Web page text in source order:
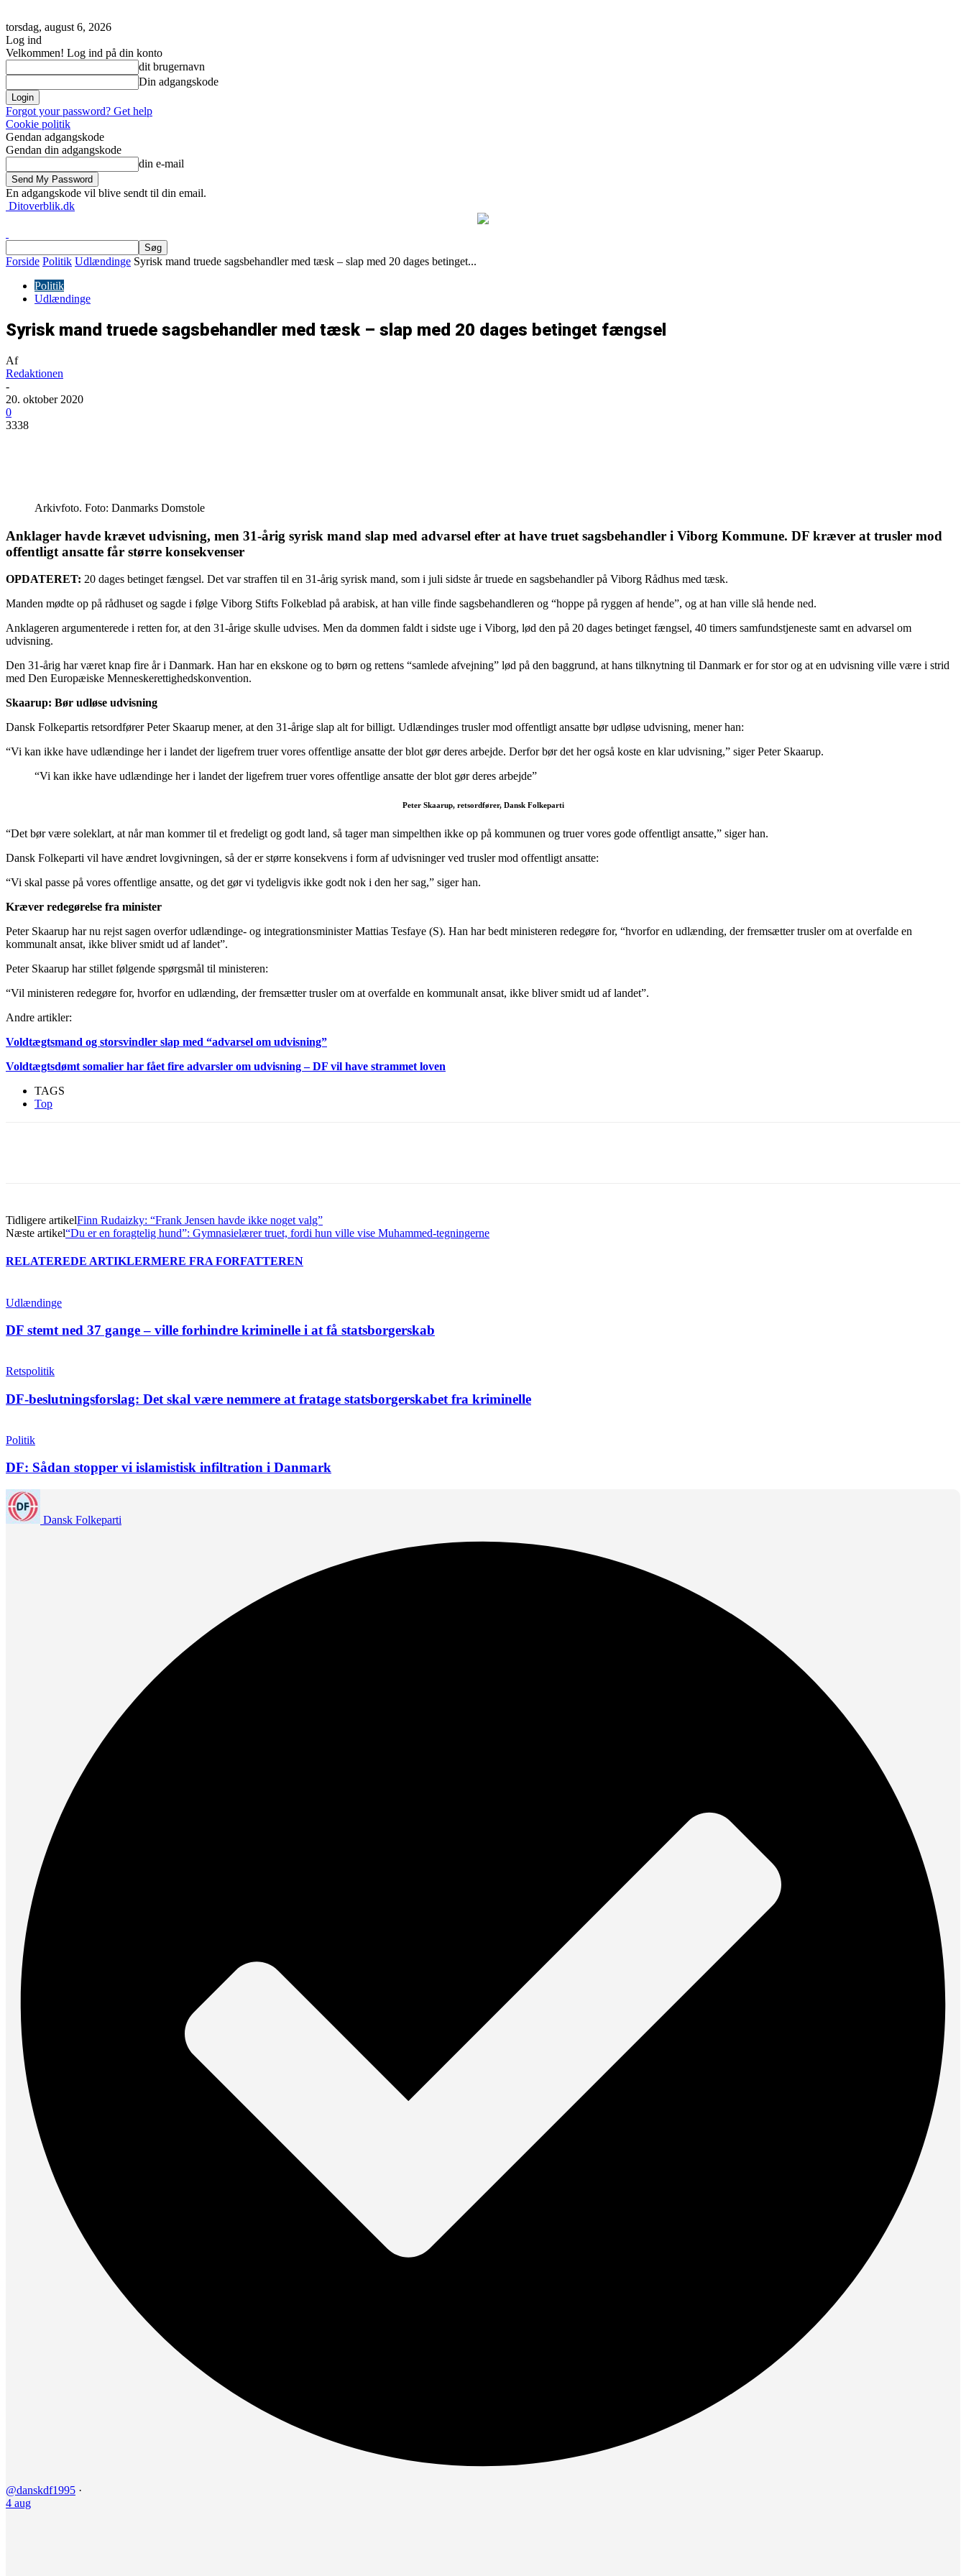
torsdag, august 6, 2026
Log ind
Velkommen! Log ind på din konto
dit brugernavn
Din adgangskode
Forgot your password? Get help
Cookie politik
Gendan adgangskode
Gendan din adgangskode
din e-mail
En adgangskode vil blive sendt til din email.
Ditoverblik.dk
Forside Politik Udlændinge Syrisk mand truede sagsbehandler med tæsk – slap med 20 dages betinget...
Politik
Udlændinge
Syrisk mand truede sagsbehandler med tæsk – slap med 20 dages betinget fængsel
Af
Redaktionen
-
20. oktober 2020
0
3338
Arkivfoto. Foto: Danmarks Domstole
Anklager havde krævet udvisning, men 31-årig syrisk mand slap med advarsel efter at have truet sagsbehandler i Viborg Kommune. DF kræver at trusler mod
offentligt ansatte får større konsekvenser
OPDATERET: 20 dages betinget fængsel. Det var straffen til en 31-årig syrisk mand, som i juli sidste år truede en sagsbehandler på Viborg Rådhus med tæsk.
Manden mødte op på rådhuset og sagde i følge Viborg Stifts Folkeblad på arabisk, at han ville finde sagsbehandleren og “hoppe på ryggen af hende”, og at han ville slå hende ned.
Anklageren argumenterede i retten for, at den 31-årige skulle udvises. Men da dommen faldt i sidste uge i Viborg, lød den på 20 dages betinget fængsel, 40 timers samfundstjeneste samt en advarsel om
udvisning.
Den 31-årig har været knap fire år i Danmark. Han har en ekskone og to børn og rettens “samlede afvejning” lød på den baggrund, at hans tilknytning til Danmark er for stor og at en udvisning ville være i strid
med Den Europæiske Menneskerettighedskonvention.
Skaarup: Bør udløse udvisning
Dansk Folkepartis retsordfører Peter Skaarup mener, at den 31-årige slap alt for billigt. Udlændinges trusler mod offentligt ansatte bør udløse udvisning, mener han:
“Vi kan ikke have udlændinge her i landet der ligefrem truer vores offentlige ansatte der blot gør deres arbejde. Derfor bør det her også koste en klar udvisning,” siger Peter Skaarup.
“Vi kan ikke have udlændinge her i landet der ligefrem truer vores offentlige ansatte der blot gør deres arbejde”
Peter Skaarup, retsordfører, Dansk Folkeparti
“Det bør være soleklart, at når man kommer til et fredeligt og godt land, så tager man simpelthen ikke op på kommunen og truer vores gode offentligt ansatte,” siger han.
Dansk Folkeparti vil have ændret lovgivningen, så der er større konsekvens i form af udvisninger ved trusler mod offentligt ansatte:
“Vi skal passe på vores offentlige ansatte, og det gør vi tydeligvis ikke godt nok i den her sag,” siger han.
Kræver redegørelse fra minister
Peter Skaarup har nu rejst sagen overfor udlændinge- og integrationsminister Mattias Tesfaye (S). Han har bedt ministeren redegøre for, “hvorfor en udlænding, der fremsætter trusler om at overfalde en
kommunalt ansat, ikke bliver smidt ud af landet”.
Peter Skaarup har stillet følgende spørgsmål til ministeren:
“Vil ministeren redegøre for, hvorfor en udlænding, der fremsætter trusler om at overfalde en kommunalt ansat, ikke bliver smidt ud af landet”.
Andre artikler:
Voldtægtsmand og storsvindler slap med “advarsel om udvisning”
Voldtægtsdømt somalier har fået fire advarsler om udvisning – DF vil have strammet loven
TAGS
Top
Tidligere artikelFinn Rudaizky: “Frank Jensen havde ikke noget valg”
Næste artikel“Du er en foragtelig hund”: Gymnasielærer truet, fordi hun ville vise Muhammed-tegningerne
RELATEREDE ARTIKLERMERE FRA FORFATTEREN
Udlændinge
DF stemt ned 37 gange – ville forhindre kriminelle i at få statsborgerskab
Retspolitik
DF-beslutningsforslag: Det skal være nemmere at fratage statsborgerskabet fra kriminelle
Politik
DF: Sådan stopper vi islamistisk infiltration i Danmark
Dansk Folkeparti
@danskdf1995 ·
4 aug